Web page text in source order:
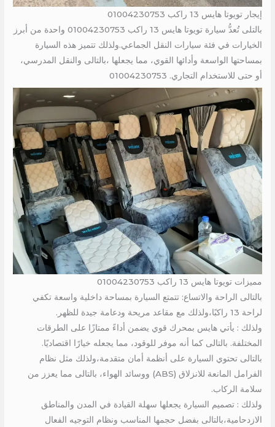
إيجار تويوتا هايس 13 راكب 01004230753
بالتلى تُعدُّ سيارة تويوتا هايس 13 راكب 01004230753 واحدة من أبرز
الخيارات في فئة سيارات النقل الجماعي.ولذلك تتميز هذه السيارة
بمساحتها الواسعة وأدائها القوي، مما يجعلها ،بالتالى والنقل المدرسي،
أو حتى للاستخدام التجاري. 01004230753
مميزات تويوتا هايس 13 راكب 01004230753
بالتالى الراحة والاتساع: تتمتع السيارة بمساحة داخلية واسعة تكفي
لراحة 13 راكبًا،ولذلك مع مقاعد مريحة ودعامة جيدة للظهر.
ولذلك : يأتي هايس بمحرك قوي يضمن أداءً ممتازًا على الطرقات
المختلفة. بالتالى كما أنه موفر للوقود، مما يجعله خيارًا اقتصاديًا.
بالتالى تحتوي السيارة على أنظمة أمان متقدمة،ولذلك مثل نظام
الفرامل المانعة للانزلاق (ABS) ووسائد الهواء، بالتالى مما يعزز من
سلامة الركاب.
ولذلك : تصميم السيارة يجعلها سهلة القيادة في المدن والمناطق
الازدحامية،بالتالى بفضل حجمها المناسب ونظام التوجيه الفعال